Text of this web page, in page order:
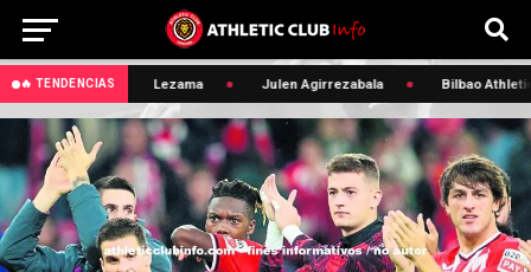
🔥 TENDENCIAS
Edin Terzic Lezama Julen Agirrezabala Bilbao Athletic